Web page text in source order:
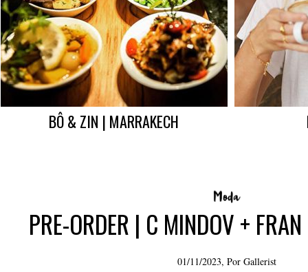
BÔ & ZIN | MARRAKECH
PRE-ORDER | C MINDOV +
01/11/2023, Por Gallerist